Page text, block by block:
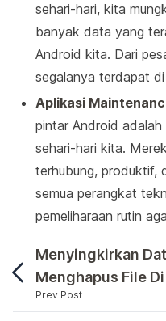
sehari-hari, kita
banyak data yang
Android kita. Dari
segalanya terdapat
Aplikasi
pintar Android
sehari-hari kita.
terhubung, produktif,
semua perangkat
pemeliharaan rutin
Menyingkirkan
Menghapus File
Permanen
Prev Post
Banyak dari kita